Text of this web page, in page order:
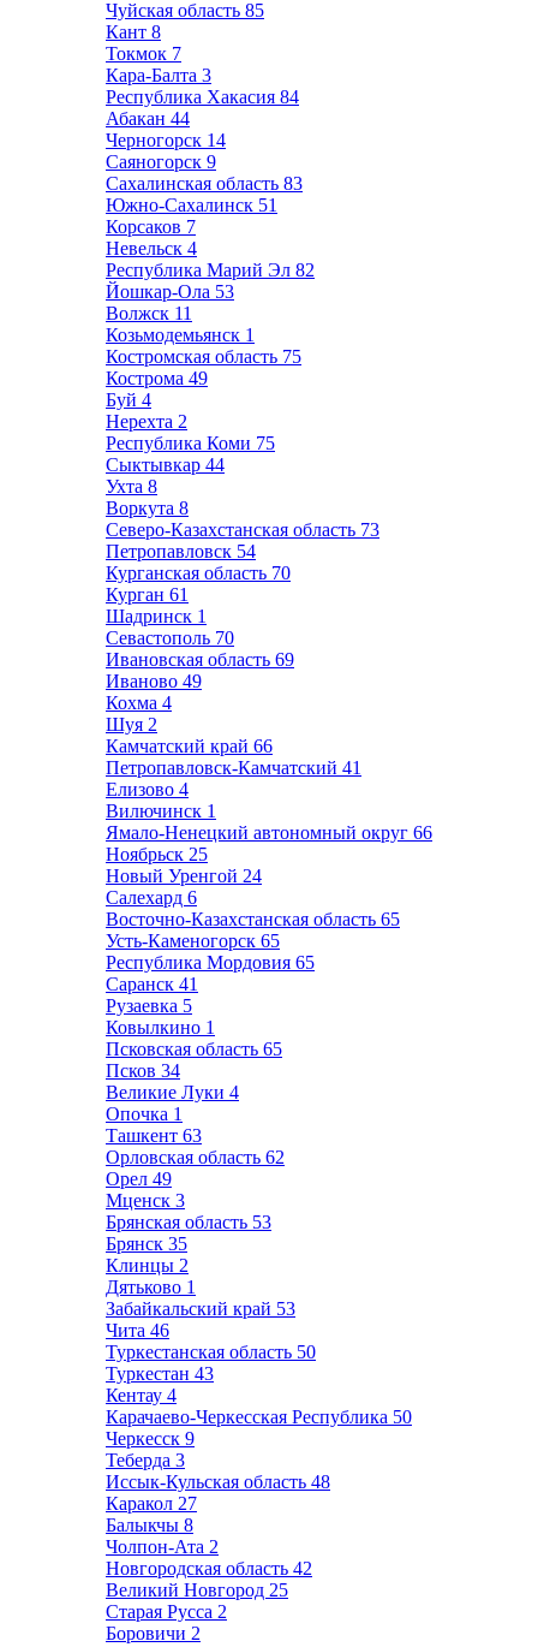
Чуйская область 85
Кант 8
Токмок 7
Кара-Балта 3
Республика Хакасия 84
Абакан 44
Черногорск 14
Саяногорск 9
Сахалинская область 83
Южно-Сахалинск 51
Корсаков 7
Невельск 4
Республика Марий Эл 82
Йошкар-Ола 53
Волжск 11
Козьмодемьянск 1
Костромская область 75
Кострома 49
Буй 4
Нерехта 2
Республика Коми 75
Сыктывкар 44
Ухта 8
Воркута 8
Северо-Казахстанская область 73
Петропавловск 54
Курганская область 70
Курган 61
Шадринск 1
Севастополь 70
Ивановская область 69
Иваново 49
Кохма 4
Шуя 2
Камчатский край 66
Петропавловск-Камчатский 41
Елизово 4
Вилючинск 1
Ямало-Ненецкий автономный округ 66
Ноябрьск 25
Новый Уренгой 24
Салехард 6
Восточно-Казахстанская область 65
Усть-Каменогорск 65
Республика Мордовия 65
Саранск 41
Рузаевка 5
Ковылкино 1
Псковская область 65
Псков 34
Великие Луки 4
Опочка 1
Ташкент 63
Орловская область 62
Орел 49
Мценск 3
Брянская область 53
Брянск 35
Клинцы 2
Дятьково 1
Забайкальский край 53
Чита 46
Туркестанская область 50
Туркестан 43
Кентау 4
Карачаево-Черкесская Республика 50
Черкесск 9
Теберда 3
Иссык-Кульская область 48
Каракол 27
Балыкчы 8
Чолпон-Ата 2
Новгородская область 42
Великий Новгород 25
Старая Русса 2
Боровичи 2